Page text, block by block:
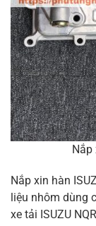
Nắp
Nắp xin hàn
liệu nhôm dùng
xe tải ISUZU